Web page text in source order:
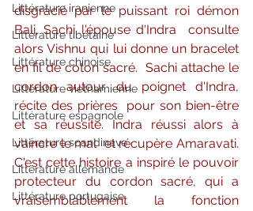
Littérature iranienne
Littérature tibétaine
Littérature chinoise
Littérature vietnamienne
Littérature espagnole
Littérature scandinave
Littérature allemande
Littérature portugaise
disgracié par le puissant roi démon
Bali. Sachi l'épouse d'Indra  consulte
alors Vishnu qui lui donne un bracelet
en fil de coton sacré.  Sachi attache le
cordon autour du poignet d'Indra,
récite des prières  pour son bien-être
et sa réussite. Indra réussi alors à
vaincre le mal  et récupère Amaravati.
C'est cette histoire a inspiré le pouvoir
protecteur du cordon sacré, qui a
vraisemblablement la fonction